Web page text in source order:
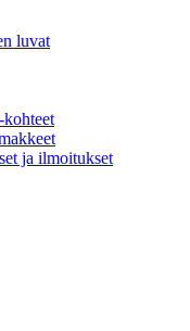
luvat
kohteet
ja ilmoitukset